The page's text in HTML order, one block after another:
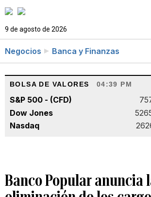
9 de agosto de 2026
Negocios Banca y Finanzas
BOLSA DE VALORES 04:39 PM
S&P 500 - (CFD)
Dow Jones
Nasdaq
Banco Popular anuncia